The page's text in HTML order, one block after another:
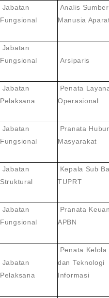
Jabatan
Fungsional
Analis
Manusia
Jabatan
Fungsional
Arsiparis
Jabatan
Pelaksana
Penata
Operasional
Jabatan
Fungsional
Pranata
Masyarakat
Jabatan
Struktural
Kepala Sub
TUPRT
Jabatan
Fungsional
Pranata
APBN
Jabatan
Pelaksana
Penata Kelola
dan Teknologi
Informasi